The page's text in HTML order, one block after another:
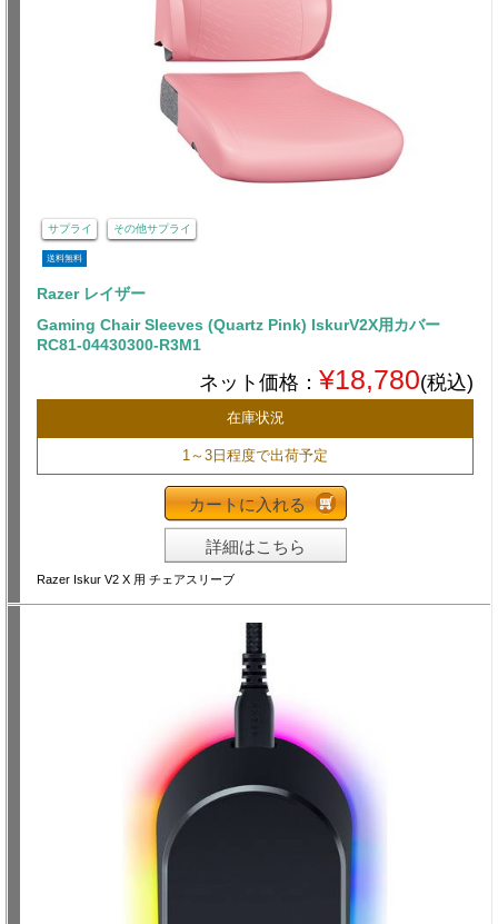
サプライ その他サプライ
送料無料
Razer レイザー
Gaming Chair Sleeves (Quartz Pink) IskurV2X用カバー
RC81-04430300-R3M1
ネット価格： ¥18,780(税込)
在庫状況
1～3日程度で出荷予定
カートに入れる
詳細はこちら
Razer Iskur V2 X 用 チェアスリーブ